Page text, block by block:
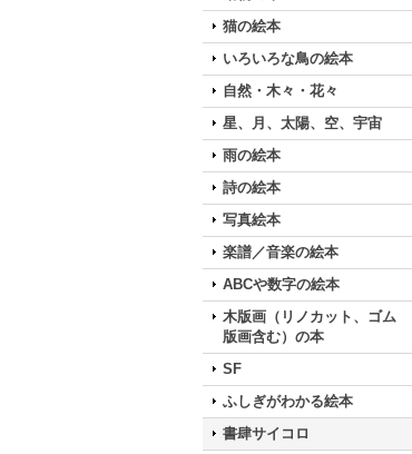
猫の絵本
いろいろな鳥の絵本
自然・木々・花々
星、月、太陽、空、宇宙
雨の絵本
詩の絵本
写真絵本
楽譜／音楽の絵本
ABCや数字の絵本
木版画（リノカット、ゴム
版画含む）の本
SF
ふしぎがわかる絵本
書肆サイコロ